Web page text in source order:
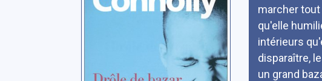
marcher tout
qu'elle
intérieurs
disparaître,
un grand